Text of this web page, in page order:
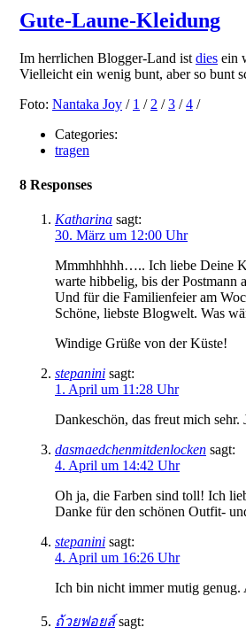
Gute-Laune-Kleidung
Im herrlichen Blogger-Land ist dies ein
Vielleicht ein wenig bunt, aber so bunt
Foto: Nantaka Joy / 1 / 2 /3 /4 /
Categories:
tragen
8 Responses
Katharina sagt:
30. März um 12:00 Uhr
Mmmhhhhh….. Ich liebe Deine
warte hibbelig, bis der Postmann
Und für die Familienfeier am
Schöne, liebste Blogwelt. Was
Windige Grüße von der Küste!
stepanini sagt:
1. April um 11:28 Uhr
Dankeschön, das freut mich
dasmaedchenmitdenlocken sagt:
4. April um 14:42 Uhr
Oh ja, die Farben sind toll! Ich
Danke für den schönen Outfit-
stepanini sagt:
4. April um 16:26 Uhr
Ich bin nicht immer mutig genug.
ถ้วยฟอยล์ sagt: